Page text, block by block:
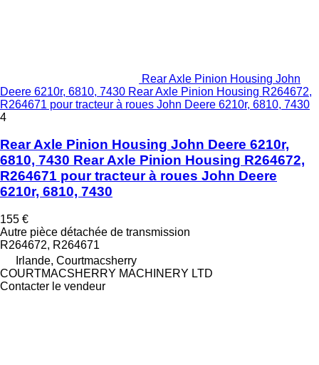
Rear Axle Pinion Housing John
Deere 6210r, 6810, 7430 Rear Axle Pinion Housing R264672,
R264671 pour tracteur à roues John Deere 6210r, 6810, 7430
4
Rear Axle Pinion Housing John Deere 6210r,
6810, 7430 Rear Axle Pinion Housing R264672,
R264671 pour tracteur à roues John Deere
6210r, 6810, 7430
155 €
Autre pièce détachée de transmission
R264672, R264671
Irlande, Courtmacsherry
COURTMACSHERRY MACHINERY LTD
Contacter le vendeur